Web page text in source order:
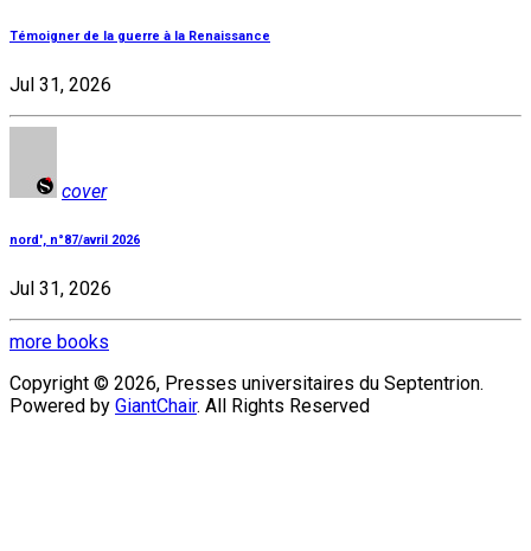
Témoigner de la guerre à la Renaissance
Jul 31, 2026
cover
nord', n°87/avril 2026
Jul 31, 2026
more books
Copyright © 2026, Presses universitaires du Septentrion.
Powered by GiantChair. All Rights Reserved